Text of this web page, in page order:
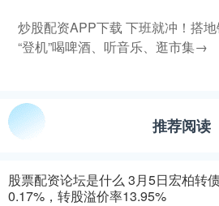
炒股配资APP下载 下班就冲！搭
“登机”喝啤酒、听音乐、逛市集→
推荐阅读
股票配资论坛是什么 3月5日宏柏转
0.17%，转股溢价率13.95%